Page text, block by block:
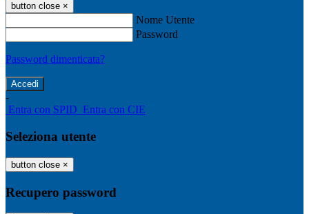
button close ×
Nome Utente
Password
Password dimenticata?
-
Entra con SPID Entra con CIE
Seleziona utente
button close ×
Recupero password